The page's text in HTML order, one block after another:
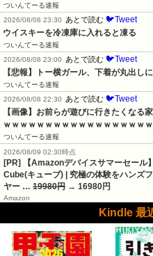
ついんてーる速報
2026/08/08 23:30
あとで読む 🐦Tweet
ウイスキーを冷凍庫に入れると凍る
ついんてーる速報
2026/08/08 23:00
あとで読む 🐦Tweet
【悲報】トー横ガール、下着が丸出し
ついんてーる速報
2026/08/08 22:30
あとで読む 🐦Tweet
【画像】お前らが遊びに行きたくなる
ｗｗｗｗｗｗｗｗｗｗｗｗｗｗｗｗｗｗ
ついんてーる速報
2026/08/09 02:30時点
[PR] 【Amazonデバイスサマーセール
Cube(キューブ) | 究極の体験をハンズ
ヤー … 19980円 → 16980円
Amazon
Kindle 最